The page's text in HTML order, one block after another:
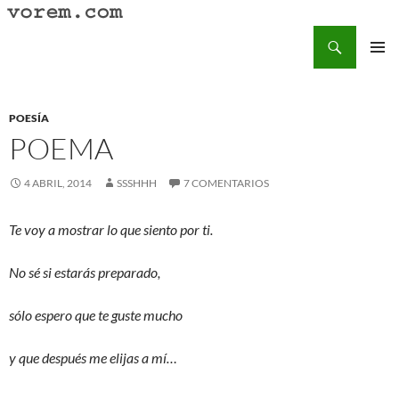
Saltar
POESÍA
POEMA
4 ABRIL, 2014 SSSHHH 7 COMENTARIOS
Te voy a mostrar lo que siento por ti.
No sé si estarás preparado,
sólo espero que te guste mucho
y que después me elijas a mí…